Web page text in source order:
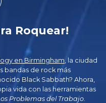
Roquear!
en Birmingham , la ciudad
bandas de rock más
Black Sabbath? Ahora,
vida con las herramientas
Problemas del Trabajo